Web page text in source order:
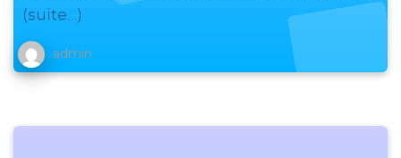
(suite…)
admin